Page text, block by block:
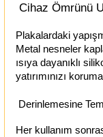
Cihaz Ömrünü
Plakalardaki
Metal nesneler
ısıya dayanıklı
yatırımınızı
Derinlemesine
Her kullanım